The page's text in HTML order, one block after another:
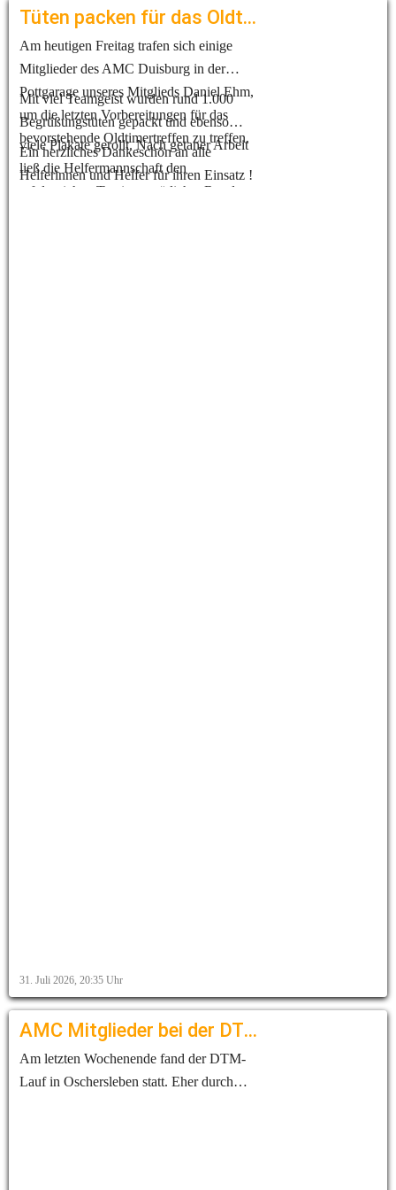
Tüten packen für das Oldtimertreffen
Am heutigen Freitag trafen sich einige
Mitglieder des AMC Duisburg in der
Pottgarage unseres Mitglieds Daniel Ehm,
um die letzten Vorbereitungen für das
bevorstehende Oldtimertreffen zu treffen.
Mit viel Teamgeist wurden rund 1.000
Begrüßungstüten gepackt und ebenso
viele Plakate gerollt. Nach getaner Arbeit
ließ die Helfermannschaft den
erfolgreichen Tag in gemütlicher Runde
Ein herzliches Dankeschön an alle
Helferinnen und Helfer für ihren Einsatz !
31. Juli 2026, 20:35 Uhr
AMC Mitglieder bei der DTM
Am letzten Wochenende fand der DTM-
Lauf in Oschersleben statt. Eher durch